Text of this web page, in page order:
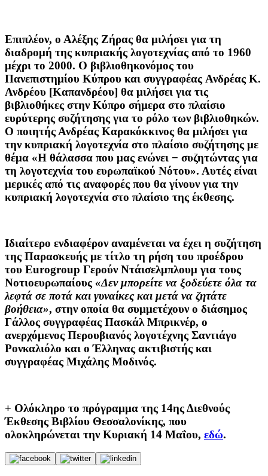
Επιπλέον, ο Αλέξης Ζήρας θα μιλήσει για τη
διαδρομή της κυπριακής λογοτεχνίας από το 1960
μέχρι το 2000. Ο βιβλιοθηκονόμος του
Πανεπιστημίου Κύπρου και συγγραφέας Ανδρέας Κ.
Ανδρέου [Καπανδρέου] θα μιλήσει για τις
βιβλιοθήκες στην Κύπρο σήμερα στο πλαίσιο
ευρύτερης συζήτησης για το ρόλο των βιβλιοθηκών.
Ο ποιητής Ανδρέας Καρακόκκινος θα μιλήσει για
την κυπριακή λογοτεχνία στο πλαίσιο συζήτησης με
θέμα «Η θάλασσα που μας ενώνει − συζητώντας για
τη λογοτεχνία του ευρωπαϊκού Νότου». Αυτές είναι
μερικές από τις αναφορές που θα γίνουν για την
κυπριακή λογοτεχνία στο πλαίσιο της έκθεσης.
Ιδιαίτερο ενδιαφέρον αναμένεται να έχει η συζήτηση
της Παρασκευής με τίτλο τη ρήση του προέδρου
του Eurogroup Γερούν Ντάισελμπλουμ για τους
Νοτιοευρωπαίους «Δεν μπορείτε να ξοδεύετε όλα τα
λεφτά σε ποτά και γυναίκες και μετά να ζητάτε
βοήθεια», στην οποία θα συμμετέχουν ο διάσημος
Γάλλος συγγραφέας Πασκάλ Μπρικνέρ, ο
ανερχόμενος Περουβιανός λογοτέχνης Σαντιάγο
Ρονκαλιόλο και ο Έλληνας ακτιβιστής και
συγγραφέας Μιχάλης Μοδινός.
+ Ολόκληρο το πρόγραμμα της 14ης Διεθνούς
Έκθεσης Βιβλίου Θεσσαλονίκης, που
ολοκληρώνεται την Κυριακή 14 Μαΐου, εδώ.